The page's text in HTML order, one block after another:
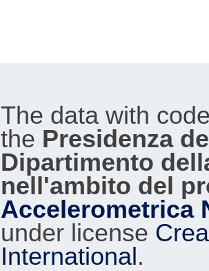
The data with
the Presidenza
Dipartimento
nell'ambito del
Accelerometrica
under license
International.